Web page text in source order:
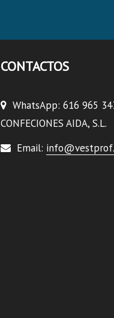
CONTACTOS
WhatsApp: 616 965
CONFECIONES AIDA, S.L.
Email: